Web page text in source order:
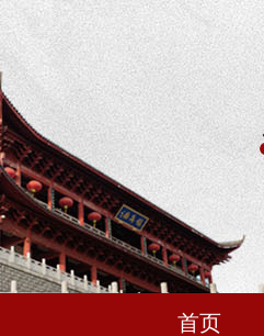
首页